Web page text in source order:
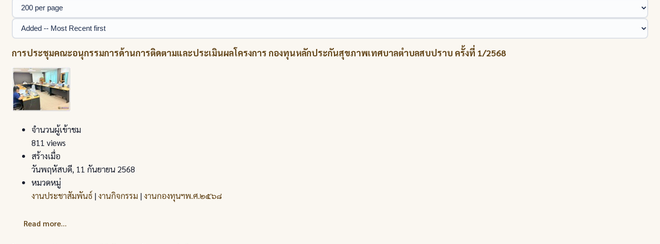
การประชุมคณะอนุกรรมการด้านการติดตามและประเมินผลโครงการ กองทุนหลักประกันสุขภาพเทศบาลตำบลสบปราบ ครั้งที่ 1/2568
จำนวนผู้เข้าชม
811 views
สร้างเมื่อ
วันพฤหัสบดี, 11 กันยายน 2568
หมวดหมู่
งานประชาสัมพันธ์ |งานกิจกรรม |งานกองทุนฯพ.ศ.๒๕๖๘
Read more...